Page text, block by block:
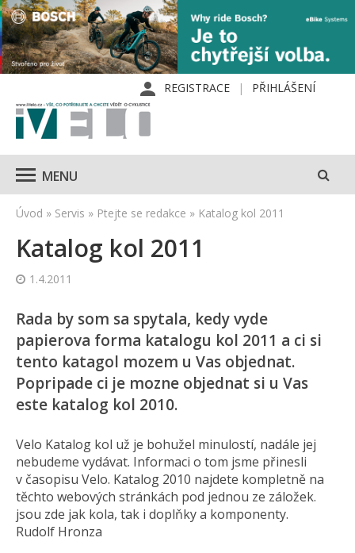
REGISTRACE PŘIHLÁŠENÍ
MENU
Úvod » Servis » Ptejte se redakce » Katalog kol 2011
Katalog kol 2011
1.4.2011
Rada by som sa spytala, kedy vyde
papierova forma katalogu kol 2011 a ci si
tento katagol mozem u Vas objednat.
Popripade ci je mozne objednat si u Vas
este katalog kol 2010.
Velo Katalog kol už je bohužel minulostí, nadále jej
nebudeme vydávat. Informaci o tom jsme přinesli
v časopisu Velo. Katalog 2010 najdete kompletně na
těchto webových stránkách pod jednou ze záložek.
jsou zde jak kola, tak i doplňky a komponenty.
Rudolf Hronza